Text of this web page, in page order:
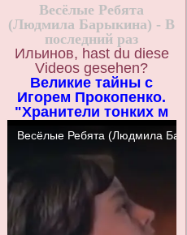
Весёлые Ребята
(Людмила Барыкина) - В
последний раз
Ильинов, hast du diese
Videos gesehen?
Великие тайны с
Игорем Прокопенко.
"Хранители тонких м